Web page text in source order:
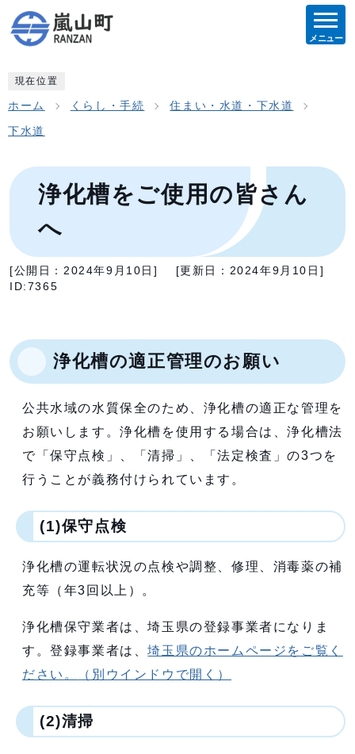
メニュー
現在位置
ホーム くらし・手続 住まい・水道・下水道
下水道
浄化槽をご使用の皆さん
へ
[公開日： 2024年9月10日 ] [更新日： 2024年9月10日 ]
ID:7365
浄化槽の適正管理のお願い
公共水域の水質保全のため、浄化槽の適正な管理を
お願いします。浄化槽を使用する場合は、浄化槽法
で「保守点検」、「清掃」、「法定検査」の3つを
行うことが義務付けられています。
(1)保守点検
浄化槽の運転状況の点検や調整、修理、消毒薬の補
充等（年3回以上）。
浄化槽保守業者は、埼玉県の登録事業者になりま
す。登録事業者は、埼玉県のホームページをご覧く
ださい。
（別ウインドウで開く）
(2)清掃